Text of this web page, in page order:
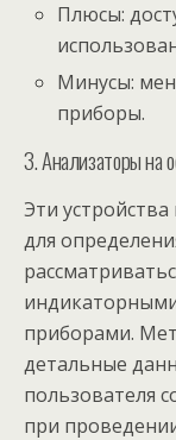
Плюсы:
Минусы:
приборы.
3. Анализаторы на
Эти
для
приборами.
детальные
пользователя
при